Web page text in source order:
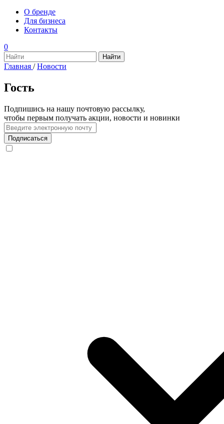
О бренде
Для бизнеса
Контакты
0
Главная / Новости
Гость
Подпишись на нашу почтовую рассылку,
чтобы первым получать акции, новости и новинки
Подписаться